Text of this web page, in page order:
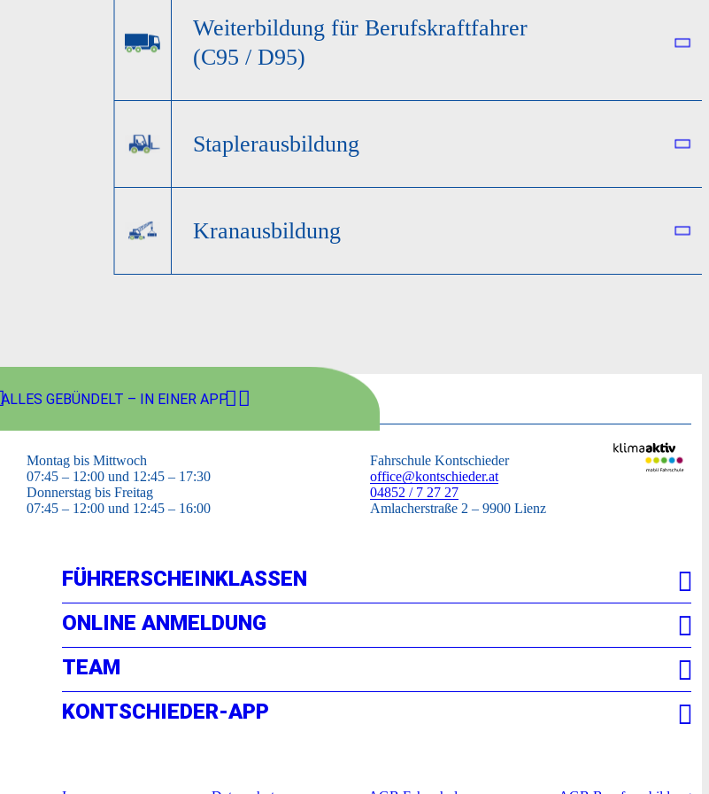
Weiterbildung für Berufskraftfahrer
(C95 / D95)
Staplerausbildung
Kranausbildung
ALLES GEBÜNDELT – IN EINER APP
FÜHRERSCHEINKLASSEN
ONLINE ANMELDUNG
TEAM
KONTSCHIEDER-APP
Montag bis Mittwoch
07:45 – 12:00 und 12:45 – 17:30
Donnerstag bis Freitag
07:45 – 12:00 und 12:45 – 16:00
Fahrschule Kontschieder
office@kontschieder.at
04852 / 7 27 27
Amlacherstraße 2 – 9900 Lienz